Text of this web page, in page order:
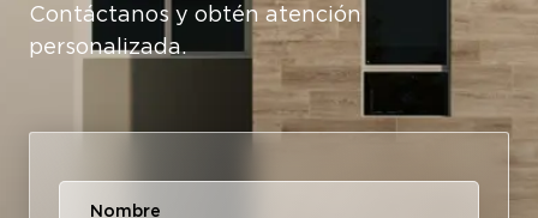
Contáctanos y obtén atención
personalizada.